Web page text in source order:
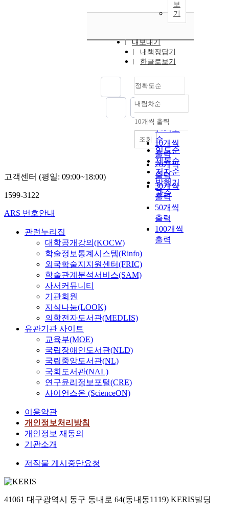
보
기
내보내기
내책장담기
한글로보기
정확도순
정확도
순
인기도
순
연도순
제목순
저자순
발행기
관순
내림차순
내림차순
10개씩 출력
10개씩
출력
20개씩
출력
30개씩
출력
50개씩
출력
100개씩
출력
조회
고객센터 (평일: 09:00~18:00)
1599-3122
ARS 번호안내
관련누리집
대학공개강의(KOCW)
학술정보통계시스템(Rinfo)
외국학술지지원센터(FRIC)
학술관계분석서비스(SAM)
사서커뮤니티
기관회원
지식나눔(LOOK)
의학전자도서관(MEDLIS)
유관기관 사이트
교육부(MOE)
국립장애인도서관(NLD)
국립중앙도서관(NL)
국회도서관(NAL)
연구윤리정보포털(CRE)
사이언스온 (ScienceON)
이용약관
개인정보처리방침
개인정보 재동의
기관소개
저작물 게시중단요청
41061 대구광역시 동구 동내로 64(동내동1119) KERIS빌딩